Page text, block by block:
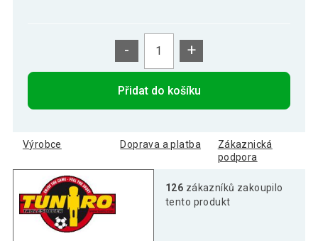
- +
Přidat do košíku
Výrobce Doprava a platba
Zákaznická
podpora
126 zákazníků zakoupilo
tento produkt